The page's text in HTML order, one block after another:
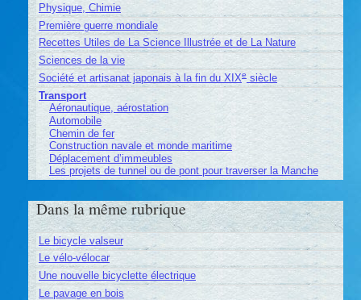
Physique, Chimie
Première guerre mondiale
Recettes Utiles de La Science Illustrée et de La Nature
Sciences de la vie
Société et artisanat japonais à la fin du XIXesiècle
Transport
Aéronautique, aérostation
Automobile
Chemin de fer
Construction navale et monde maritime
Déplacement d’immeubles
Les projets de tunnel ou de pont pour traverser la Manche
Dans la même rubrique
Le bicycle valseur
Le vélo-vélocar
Une nouvelle bicyclette électrique
Le pavage en bois